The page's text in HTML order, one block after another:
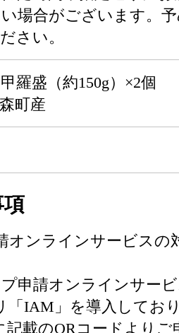
場合がございます。
さい。
羅盛（約150g）×2個
町産
オンラインサービスの
申請オンラインサービ
「IAM」を導入してお
載のQRコードよりご